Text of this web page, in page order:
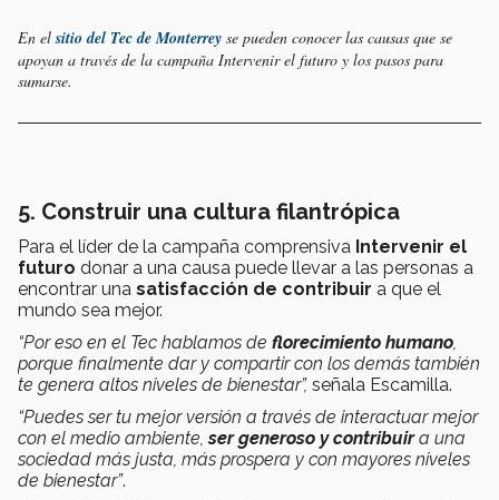
En el sitio del Tec de Monterrey se pueden conocer las causas que se
apoyan a través de la campaña Intervenir el futuro y los pasos para
sumarse.
5. Construir una cultura filantrópica
Para el líder de la campaña comprensiva Intervenir el
futuro donar a una causa puede llevar a las personas a
encontrar una satisfacción de contribuir a que el
mundo sea mejor.
“Por eso en el Tec hablamos de florecimiento humano
porque finalmente dar y compartir con los demás también
te genera altos niveles de bienestar”, señala Escamilla.
“Puedes ser tu mejor versión a través de interactuar mejor
con el medio ambiente,ser generoso y contribuira una
sociedad más justa, más prospera y con mayores niveles
de bienestar”.